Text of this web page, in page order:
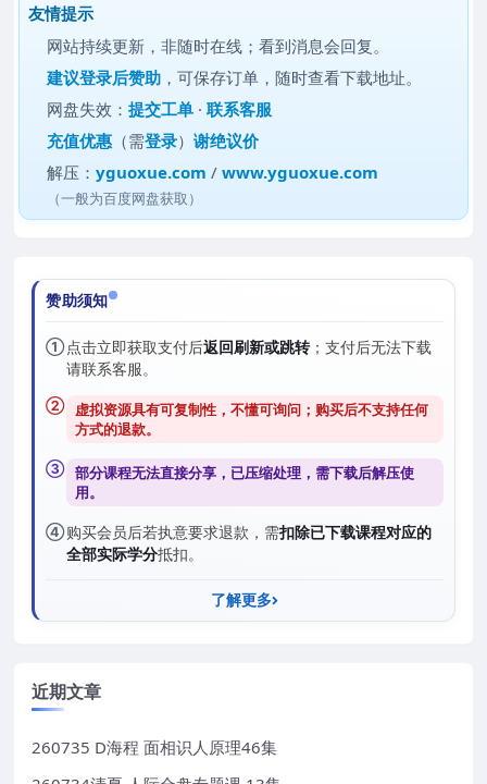
友情提示
网站持续更新，非随时在线；看到消息会回复。
建议登录后赞助 ，可保存订单，随时查看下载地址。
网盘失效：提交工单 ·联系客服
充值优惠 （需登录）谢绝议价
解压：yguoxue.com /www.yguoxue.com
（一般为百度网盘获取）
赞助须知
①点击立即获取支付后返回刷新或跳转；支付后无法下载
请联系客服。
② 虚拟资源具有可复制性，不懂可询问；购买后不支持任何
方式的退款。
③ 部分课程无法直接分享，已压缩处理，需下载后解压使
用。
④购买会员后若执意要求退款，需扣除已下载课程对应的
全部实际学分抵扣。
了解更多
近期文章
260735 D海程 面相识人原理46集